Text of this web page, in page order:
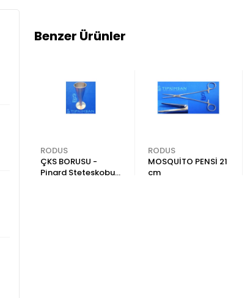
Benzer Ürünler
RODUS
ÇKS BORUSU -
Pinard Steteskobu -
RODUS
MOSQUİTO PENSİ 21
cm